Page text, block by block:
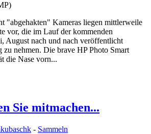
"abgehakten" Kameras liegen mittlerweile
vor, die im Lauf der kommenden
August nach und nach veröffentlicht
nehmen. Die brave HP Photo Smart
die Nase vorn...
Sie mitmachen...
- Sammeln